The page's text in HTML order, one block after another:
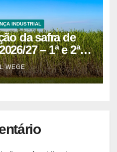
INDUSTRIAL
da safra de
27 – 1ª e 2ª
WEGE